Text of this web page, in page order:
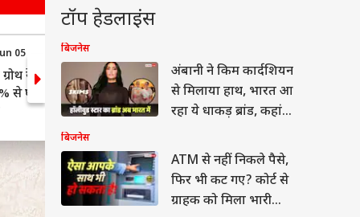
05
रेट के
से घटाकर
LIVE: रिजर्व बैंक ने आज रेपो
रेट में नहीं किया कोई बदलाव
टॉप हेडलाइंस
बिजनेस
अंबानी ने किम कार्दशियन
से मिलाया हाथ, भारत आ
रहा ये धाकड़ ब्रांड, कहां
बिजनेस
ATM से नहीं निकले पैसे,
फिर भी कट गए? कोर्ट से
ग्राहक को मिला भारी